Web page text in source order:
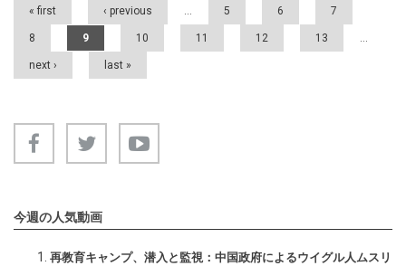
« first ‹ previous … 5 6 7
8 9 10 11 12 13 …
next › last »
今週の人気動画
再教育キャンプ、潜入と監視：中国政府によるウイグル人ムスリ